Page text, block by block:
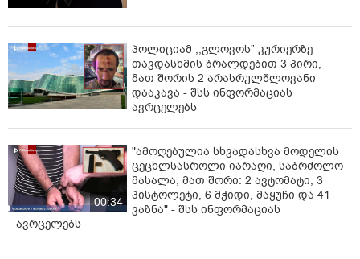
პოლიციამ ,,გლოვოს” კურიერზე
თავდასხმის ბრალდებით 3 პირი,
მათ შორის 2 არასრულწლოვანი
დააკავა - შსს ინფორმაციას
ავრცელებს
00:34
"ამოღებულია სხვადასხვა მოდელის
ცეცხლსასროლი იარაღი, საბრძოლო
მასალა, მათ შორი: 2 ავტომატი, 3
პისტოლეტი, 6 მჭიდი, მაყუჩი და 41
ვაზნა" - შსს ინფორმაციას
ავრცელებს